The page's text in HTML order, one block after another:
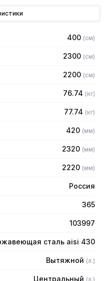
случае оседали бы на
цеха.
400 (см)
2300 (см)
2200 (см)
76.74 (кг)
77.74 (кг)
420 (мм)
2320 (мм)
2220 (мм)
Россия
365
103997
сталь aisi 430
Вытяжной (л.)
Центральный (л.)